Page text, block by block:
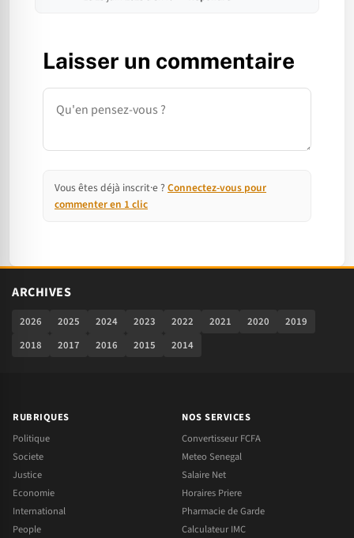
Laisser un commentaire
Commentaire
Vous êtes déjà inscrit·e ? Connectez-vous pour
commenter en 1 clic
ARCHIVES
2026 2025 2024 2023 2022 2021 2020
2019
2018
2017 2016 2015 2014
RUBRIQUES
Politique
Societe
Justice
Economie
International
People
NOS SERVICES
Convertisseur FCFA
Meteo Senegal
Salaire Net
Horaires Priere
Pharmacie de Garde
Calculateur IMC